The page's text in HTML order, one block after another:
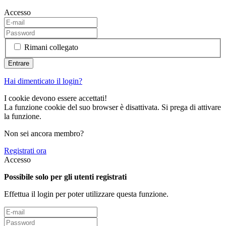
Accesso
Rimani collegato
Hai dimenticato il login?
I cookie devono essere accettati!
La funzione cookie del suo browser è disattivata. Si prega di attivare
la funzione.
Non sei ancora membro?
Registrati ora
Accesso
Possibile solo per gli utenti registrati
Effettua il login per poter utilizzare questa funzione.